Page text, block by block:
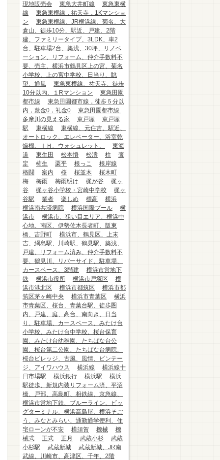
現地販売会
東急大井町線
東急東横
線
東急東横線，祐天寺，1Kマンショ
ン
東急東横線、JR横浜線、菊名、大
倉山、徒歩10分、駅近、戸建、2階
建、ファミリータイプ、3LDK、車2
台、駐車場2台、築浅、30坪、リノベ
ーション、リフォーム、仲介手数料不
要、売主、横浜市鶴見区上の宮、菊名
小学校、上の宮中学校、日当り、眺
望、通風
東急東横線、祐天寺、徒歩
10分以内、１Rマンション
東急田園
都市線
東急田園都市線，徒歩５分以
内，敷金0，礼金0
東急田園都市線.
多摩川の見える家
東戸塚
東戸塚
駅
東横線
東横線、元住吉、駅近、
オートロック、エレベーター、浴室乾
燥機、ＩＨ、ウォシュレット、
東海
道
東生田 松本悟 松濤 柱
査
定
柿生 栗平 根っこ
根岸線
格闘
案内 桜 桜並木
桜木町
梅
梅雨 梅雨明け 梶が谷
梶ヶ
谷
梶ヶ谷小学校・宮崎中学校
梶ヶ
谷駅
業者 楽しめ 標高
横浜
横浜南共済病院
横浜国際プール
横
浜市
横浜市、狙い目エリア、横浜中
心地、南区、伊勢佐木長者町、阪東
橋、吉野町
横浜市、鶴見区、上末
吉、綱島駅、川崎駅、鶴見駅、築浅、
戸建、リフォーム済み、仲介手数料不
要、鶴見川、リバーサイド、駐車場、
カースペース、3階建
横浜市営地下
鉄
横浜市役所 横浜市戸塚区
横
浜市港北区
横浜市都筑区
横浜市都
筑区茅ヶ崎中央
横浜市青葉区
横浜
市青葉区、桜台、青葉台駅、徒歩圏
内、戸建、庭、高台、南向き、日当
り、駐車場、カースペース、みたけ台
小学校、みたけ台中学校、桜台保育
園、みたけ台幼稚園、たちばな台公
園、桜台第二公園、たちばな台病院、
桜台ビレッジ、古風、風情、ビンテー
ジ、アイワハウス
横浜線
横浜線十
日市場駅
横浜銀行 横浜駅
横浜
駅徒歩、新規内装リフォーム済、平沼
橋、戸部、高島町、相鉄線、京急線、
横浜市営地下鉄、ブルーライン、ビッ
グターミナル、横浜高島屋、横浜そご
う、みなとみらい、通勤通学便利、住
宅ローンが不安
横須賀 機械
機
械式
正式 正月 武蔵小杉
武蔵
小杉駅
武蔵新城
武蔵新城、JR南
武線、川崎市、高津区、千年、2階